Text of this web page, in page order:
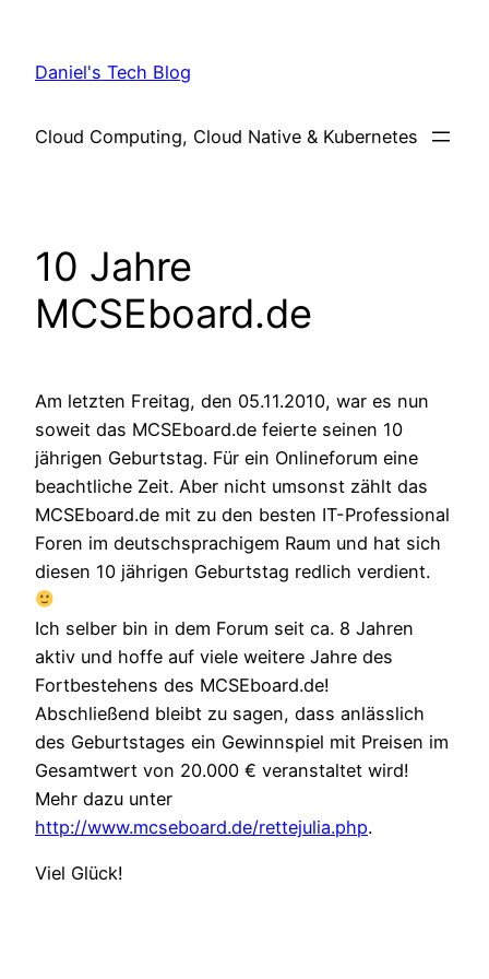
content
Daniel's Tech Blog
Cloud Computing, Cloud Native & Kubernetes
10 Jahre
MCSEboard.de
Am letzten Freitag, den 05.11.2010, war es nun
soweit das MCSEboard.de feierte seinen 10
jährigen Geburtstag. Für ein Onlineforum eine
beachtliche Zeit. Aber nicht umsonst zählt das
MCSEboard.de mit zu den besten IT-Professional
Foren im deutschsprachigem Raum und hat sich
diesen 10 jährigen Geburtstag redlich verdient.
Ich selber bin in dem Forum seit ca. 8 Jahren
aktiv und hoffe auf viele weitere Jahre des
Fortbestehens des MCSEboard.de!
Abschließend bleibt zu sagen, dass anlässlich
des Geburtstages ein Gewinnspiel mit Preisen im
Gesamtwert von 20.000 € veranstaltet wird!
Mehr dazu unter
http://www.mcseboard.de/rettejulia.php.
Viel Glück!